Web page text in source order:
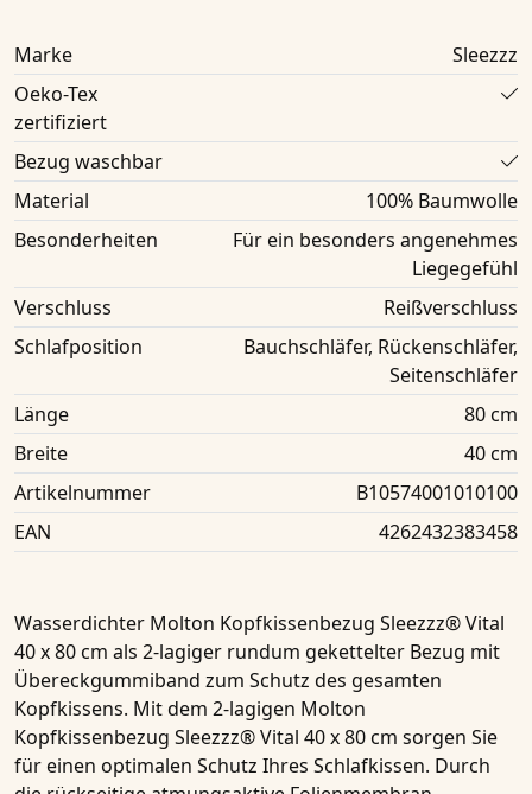
Marke
Sleezzz
Oeko-Tex
zertifiziert
Bezug waschbar
Material
100% Baumwolle
Besonderheiten
Für ein besonders angenehmes
Liegegefühl
Verschluss
Reißverschluss
Schlafposition
Bauchschläfer, Rückenschläfer,
Seitenschläfer
Länge
80 cm
Breite
40 cm
Artikelnummer
B10574001010100
EAN
4262432383458
Wasserdichter Molton Kopfkissenbezug Sleezzz® Vital
40 x 80 cm als 2-lagiger rundum gekettelter Bezug mit
Übereckgummiband zum Schutz des gesamten
Kopfkissens. Mit dem 2-lagigen Molton
Kopfkissenbezug Sleezzz® Vital 40 x 80 cm sorgen Sie
für einen optimalen Schutz Ihres Schlafkissen. Durch